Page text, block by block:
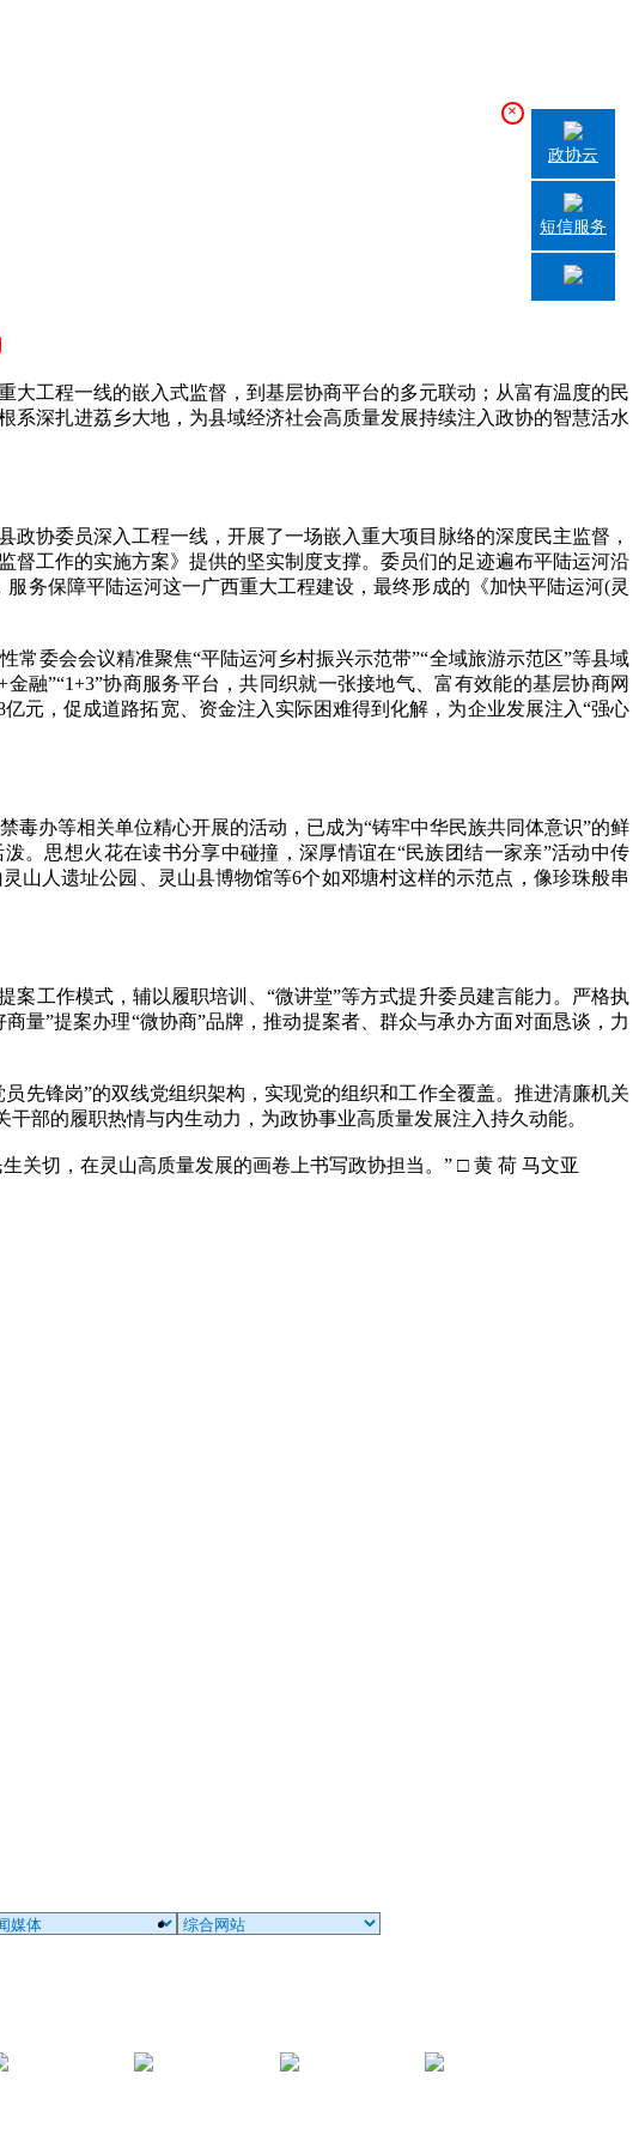
工程一线的嵌入式监督，到基层协商平台的多元联动；从富有温度的民
深扎进荔乡大地，为县域经济社会高质量发展持续注入政协的智慧活水
协委员深入工程一线，开展了一场嵌入重大项目脉络的深度民主监督，
督工作的实施方案》提供的坚实制度支撑。委员们的足迹遍布平陆运河沿
务保障平陆运河这一广西重大工程建设，最终形成的《加快平陆运河(灵
委会会议精准聚焦“平陆运河乡村振兴示范带”“全域旅游示范区”等县域
融”“1+3”协商服务平台，共同织就一张接地气、富有效能的基层协商网
元，促成道路拓宽、资金注入实际困难得到化解，为企业发展注入“强心
办等相关单位精心开展的活动，已成为“铸牢中华民族共同体意识”的鲜
。思想火花在读书分享中碰撞，深厚情谊在“民族团结一家亲”活动中传
山人遗址公园、灵山县博物馆等6个如邓塘村这样的示范点，像珍珠般串
工作模式，辅以履职培训、“微讲堂”等方式提升委员建言能力。严格执
量”提案办理“微协商”品牌，推动提案者、群众与承办方面对面恳谈，力
岗”的双线党组织架构，实现党的组织和工作全覆盖。推进清廉机关
部的履职热情与内生动力，为政协事业高质量发展注入持久动能。
关切，在灵山高质量发展的画卷上书写政协担当。” □ 黄 荷 马文亚
×
政协云
短信服务